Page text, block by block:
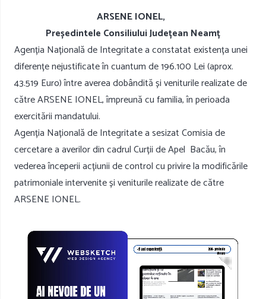
ARSENE IONEL,
Președintele Consiliului Județean Neamț
Agenția Națională de Integritate a constatat existența unei
diferențe nejustificate în cuantum de 196.100 Lei (aprox.
43.519 Euro) între averea dobândită și veniturile realizate de
către ARSENE IONEL, împreună cu familia, în perioada
exercitării mandatului.
Agenția Națională de Integritate a sesizat Comisia de
cercetare a averilor din cadrul Curții de Apel Bacău, în
vederea începerii acțiunii de control cu privire la modificările
patrimoniale intervenite și veniturile realizate de către
ARSENE IONEL.